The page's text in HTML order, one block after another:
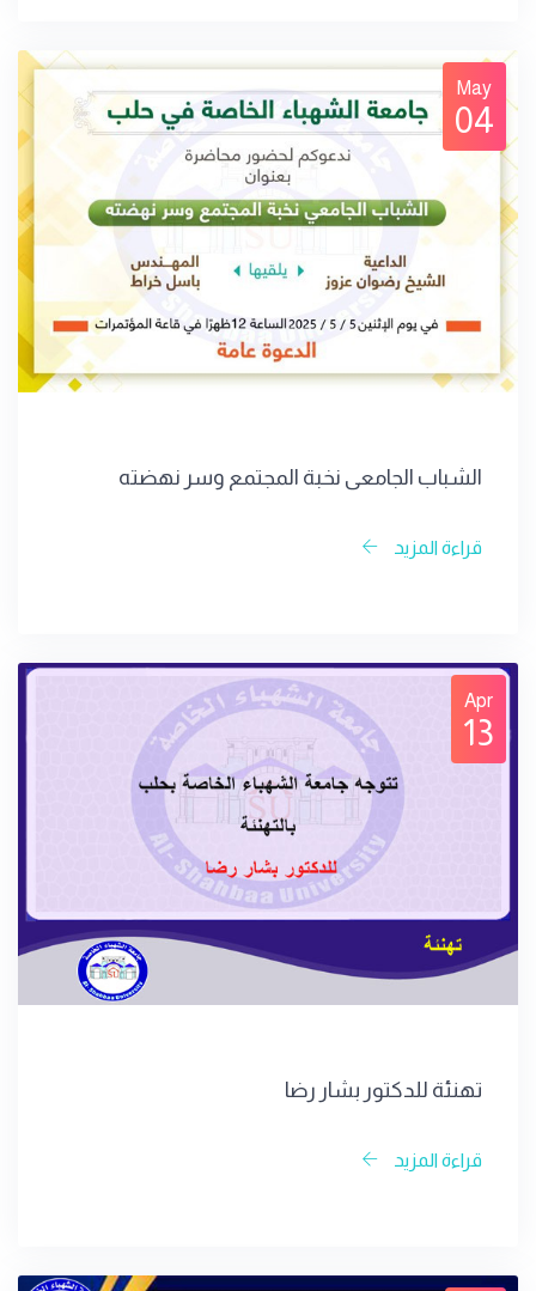
May
04
الشباب الجامعي نخبة المجتمع وسر نهضته
قراءة المزيد
Apr
13
تهنئة للدكتور بشار رضا
قراءة المزيد